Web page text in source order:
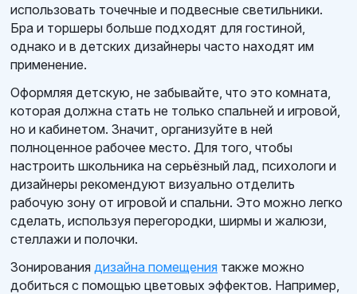
использовать точечные и подвесные светильники.
Бра и торшеры больше подходят для гостиной,
однако и в детских дизайнеры часто находят им
применение.
Оформляя детскую, не забывайте, что это комната,
которая должна стать не только спальней и игровой,
но и кабинетом. Значит, организуйте в ней
полноценное рабочее место. Для того, чтобы
настроить школьника на серьёзный лад, психологи и
дизайнеры рекомендуют визуально отделить
рабочую зону от игровой и спальни. Это можно легко
сделать, используя перегородки, ширмы и жалюзи,
стеллажи и полочки.
Зонирования дизайна помещения также можно
добиться с помощью цветовых эффектов. Например,